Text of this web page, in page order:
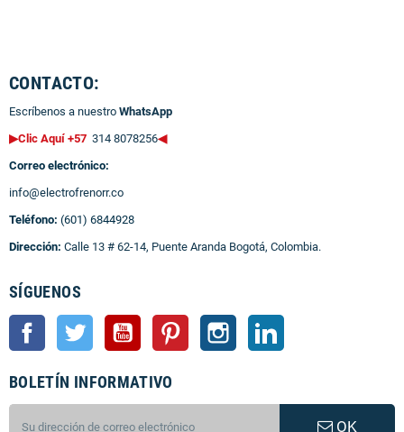
CONTACTO:
Escríbenos a nuestro WhatsApp
▶Clic Aquí +57 314 8078256◀
Correo electrónico:
info@electrofrenorr.co
Teléfono: (601) 6844928
Dirección: Calle 13 # 62-14, Puente Aranda Bogotá, Colombia.
SÍGUENOS
Facebook Twitter YouTube Pinterest Instagram
BOLETÍN INFORMATIVO
OK